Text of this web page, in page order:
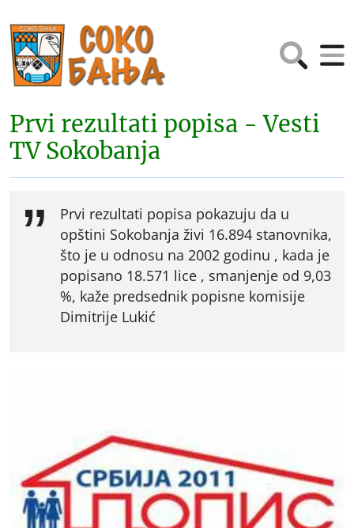
Prvi rezultati popisa - Vesti
TV Sokobanja
Prvi rezultati popisa pokazuju da u
opštini Sokobanja živi 16.894 stanovnika,
što je u odnosu na 2002 godinu , kada je
popisano 18.571 lice , smanjenje od 9,03
%, kaže predsednik popisne komisije
Dimitrije Lukić